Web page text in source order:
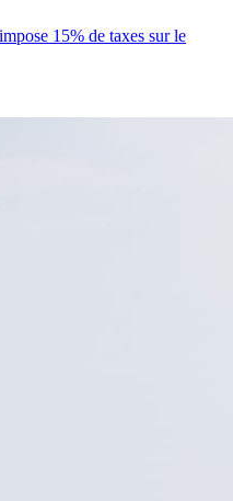
15% de taxes sur le